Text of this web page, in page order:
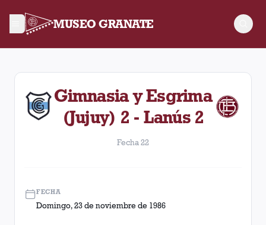
MUSEO GRANATE
Fecha 22. Partido entre Lanús y Gimnasia y Esgrima
Gimnasia y Esgrima
(Jujuy) 2 - Lanús 2
Fecha 22
FECHA
Domingo, 23 de noviembre de 1986